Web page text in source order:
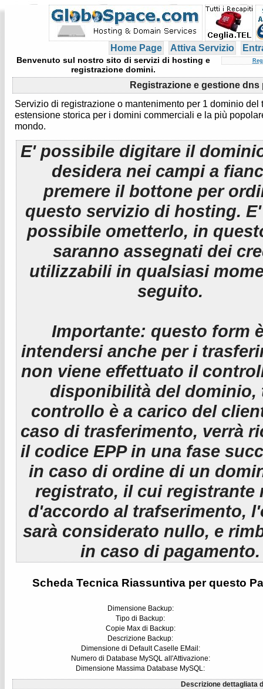
Home Page Attiva Servizio
Benvenuto sul nostro sito di servizi di hosting e
registrazione domini.
Registrazione e gestione dns
Servizio di registrazione o mantenimento per 1 dominio del
estensione storica per i domini commerciali e la più
mondo.
E' possibile digitare il
desidera nei campi a
premere il bottone per
questo servizio di hosting.
possibile ometterlo, in
saranno assegnati dei
utilizzabili in qualsiasi
seguito.
Importante: questo form
intendersi anche per i
non viene effettuato il
disponibilità del dominio,
controllo è a carico del
caso di trasferimento, verrà
il codice EPP in una fase
in caso di ordine di un
registrato, il cui registrante
d'accordo al trafserimento,
sarà considerato nullo, e
in caso di pagamento.
Scheda Tecnica Riassuntiva per questo
Dimensione Backup:
Tipo di Backup:
Copie Max di Backup:
Descrizione Backup:
Dimensione di Default Caselle EMail:
Numero di Database MySQL all'Attivazione:
Dimensione Massima Database MySQL:
Descrizione dettagliata